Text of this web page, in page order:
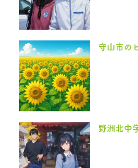
守山市の
野洲北中